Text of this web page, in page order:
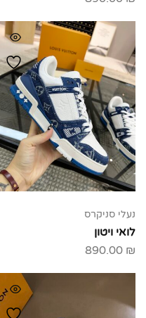
נעלי סניקרס
לואי ויטון
890.00 ₪